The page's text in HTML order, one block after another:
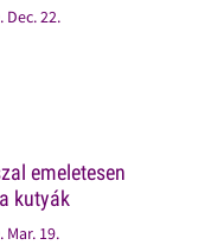
Dec. 22.
emeletesen
kutyák
Mar. 19.